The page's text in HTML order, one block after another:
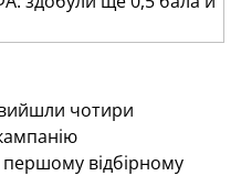
чотири
відбірному